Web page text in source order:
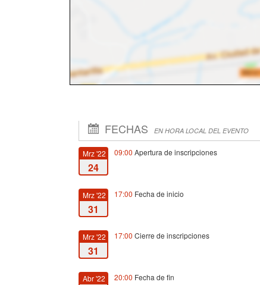
FECHAS EN HORA LOCAL DEL EVENTO
Mrz '22
24
09:00 Apertura de inscripciones
Mrz '22
31
17:00 Fecha de inicio
Mrz '22
31
17:00 Cierre de inscripciones
Abr '22 20:00 Fecha de fin